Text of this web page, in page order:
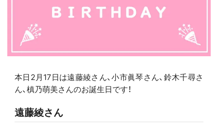
本日2月17日は遠藤綾さん、小市眞琴さん、鈴木千尋さ
ん、槙乃萌美さんのお誕生日です！
遠藤綾さん